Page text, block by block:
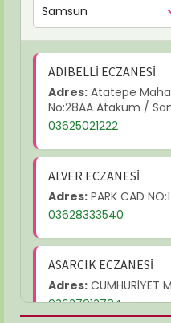
ADIBELLİ ECZANESİ
Adres: Atatepe
No:28AA Atakum /
03625021222
ALVER ECZANESİ
Adres: PARK CAD NO:1
03628333540
ASARCIK ECZANESİ
Adres: CUMHURİYET
03627912784